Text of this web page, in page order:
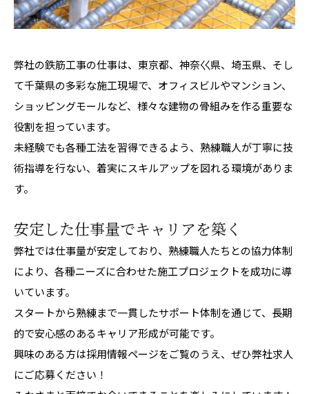
弊社の鉄筋工事の仕事は、東京都、神奈巜県、埼玉県、そし
て千葉県の多彩な施工現場で、オフィスビルやマンション、
ショッピングモールなど、様々な建物の骨組みを作る重要な
役割を担っています。
未経験でも各種工法を習得できるよう、熟練職人が丁寧に技
術指導を行ない、着実にスキルアップを図れる環境がありま
す。
安定した仕事量でキャリアを築く
弊社では仕事量が安定しており、熟練職人たちとの協力体制
により、各種ニーズに合わせた施工プロジェクトを成功に導
いています。
スタートから熟練まで一貫したサポート体制を通じて、長期
的で安心感のあるキャリア形成が可能です。
興味のある方は採用情報ページをご覧のうえ、ぜひ弊社求人
にご応募ください！